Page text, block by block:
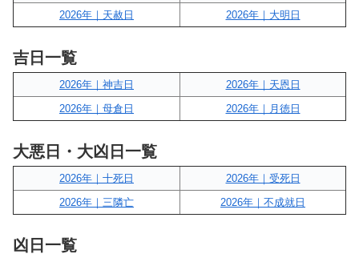
2026年｜天赦日
2026年｜大明日
吉日一覧
2026年｜神吉日
2026年｜天恩日
2026年｜母倉日
2026年｜月徳日
大悪日・大凶日一覧
2026年｜十死日
2026年｜受死日
2026年｜三隣亡
2026年｜不成就日
凶日一覧